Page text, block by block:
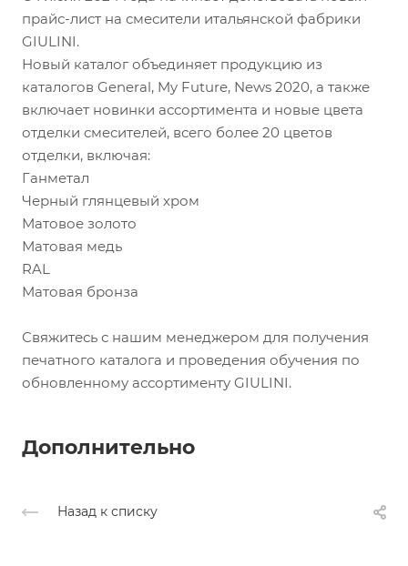
прайс-лист на смесители итальянской фабрики
GIULINI.
Новый каталог объединяет продукцию из
каталогов General, My Future, News 2020, а также
включает новинки ассортимента и новые цвета
отделки смесителей, всего более 20 цветов
отделки, включая:
Ганметал
Черный глянцевый хром
Матовое золото
Матовая медь
RAL
Матовая бронза
Свяжитесь с нашим менеджером для получения
печатного каталога и проведения обучения по
обновленному ассортименту GIULINI.
Дополнительно
Назад к списку